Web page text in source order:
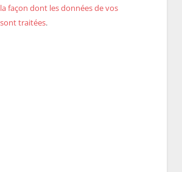
façon dont les données de vos
traitées.